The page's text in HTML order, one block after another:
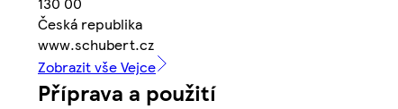
Česká republika
www.schubert.cz
Zobrazit vše Vejce
Příprava a použití